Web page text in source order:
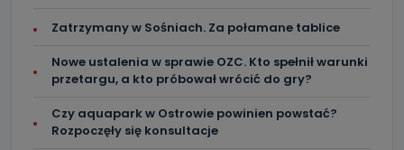
Zatrzymany w Sośniach. Za połamane tablice
Nowe ustalenia w sprawie OZC. Kto spełnił warunki
przetargu, a kto próbował wrócić do gry?
Czy aquapark w Ostrowie powinien powstać?
Rozpoczęły się konsultacje